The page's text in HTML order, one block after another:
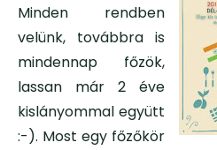
Minden rendben
velünk, továbbra is
mindennap főzök,
lassan már 2 éve
kislányommal együtt
:-). Most egy főzőkör